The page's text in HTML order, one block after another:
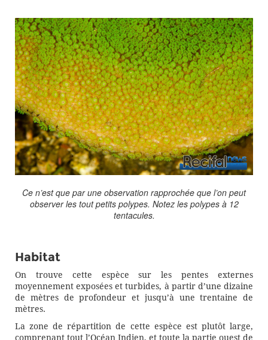
Ce n’est que par une observation rapprochée que l’on peut
observer les tout petits polypes. Notez les polypes à 12
tentacules.
Habitat
On trouve cette espèce sur les pentes externes
moyennement exposées et turbides, à partir d’une dizaine
de mètres de profondeur et jusqu’à une trentaine de
mètres.
La zone de répartition de cette espèce est plutôt large,